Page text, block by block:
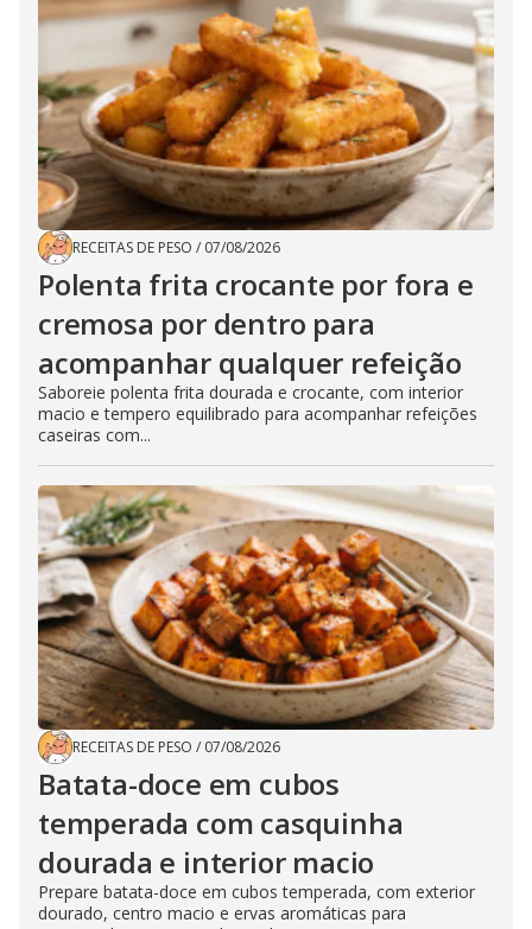
RECEITAS DE PESO / 07/08/2026
Polenta frita crocante por fora e
cremosa por dentro para
acompanhar qualquer refeição
Saboreie polenta frita dourada e crocante, com interior
macio e tempero equilibrado para acompanhar refeições
caseiras com...
RECEITAS DE PESO / 07/08/2026
Batata-doce em cubos
temperada com casquinha
dourada e interior macio
Prepare batata-doce em cubos temperada, com exterior
dourado, centro macio e ervas aromáticas para